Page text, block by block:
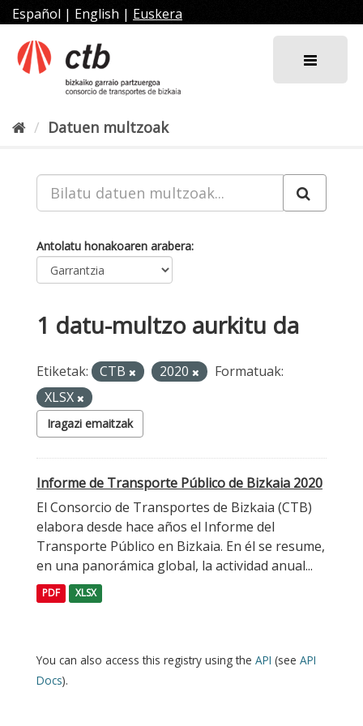
Joan
edukira
Español | English | Euskera
Datuen multzoak
Antolatu honakoaren arabera
1 datu-multzo aurkitu da
Etiketak: CTB 2020
Formatuak:
XLSX
Iragazi emaitzak
Informe de Transporte Público de Bizkaia 2020
El Consorcio de Transportes de Bizkaia (CTB)
elabora desde hace años el Informe del
Transporte Público en Bizkaia. En él se resume,
en una panorámica global, la actividad anual...
PDF XLSX
You can also access this registry using the API (see API
Docs).